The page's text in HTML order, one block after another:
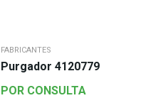
FABRICANTES
Purgador 4120779
POR CONSULTA